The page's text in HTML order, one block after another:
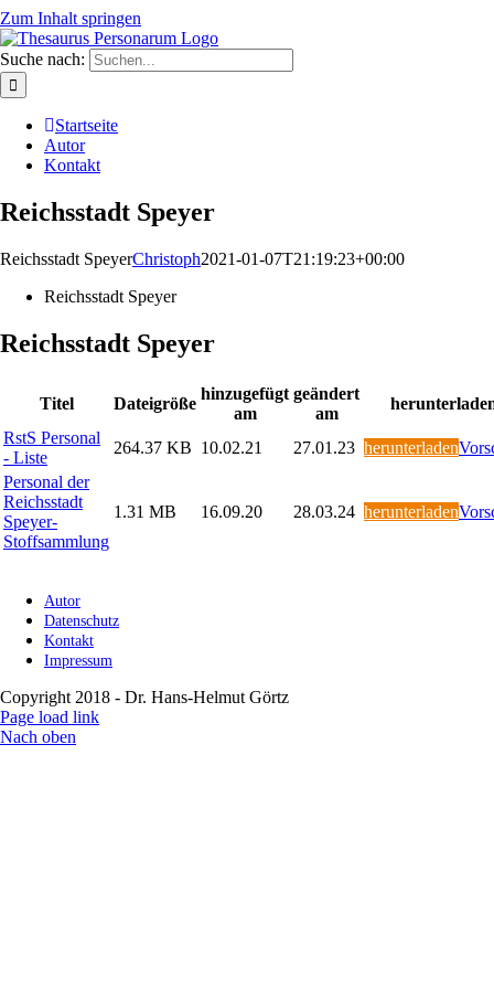
Zum Inhalt springen
Suche nach:
Startseite
Autor
Kontakt
Reichsstadt Speyer
Reichsstadt SpeyerChristoph2021-01-07T21:19:23+00:00
Reichsstadt Speyer
Reichsstadt Speyer
Titel Dateigröße
hinzugefügt
am
geändert
am
RstS Personal
- Liste
264.37 KB 10.02.21 27.01.23 herunterladen
Personal der
Reichsstadt
Speyer-
Stoffsammlung
1.31 MB 16.09.20 28.03.24 herunterladen
Autor
Datenschutz
Kontakt
Impressum
Copyright 2018 - Dr. Hans-Helmut Görtz
Page load link
Nach oben